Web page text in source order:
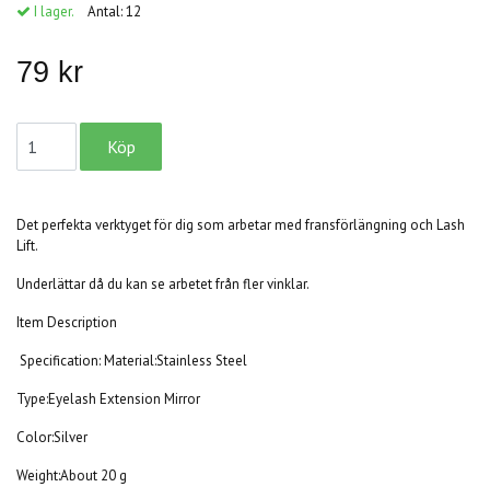
I lager. Antal:12
79 kr
Det perfekta verktyget för dig som arbetar med fransförlängning och Lash
Lift.
Underlättar då du kan se arbetet från fler vinklar.
Item Description
Specification: Material:Stainless Steel
Type:Eyelash Extension Mirror
Color:Silver
Weight:About 20 g